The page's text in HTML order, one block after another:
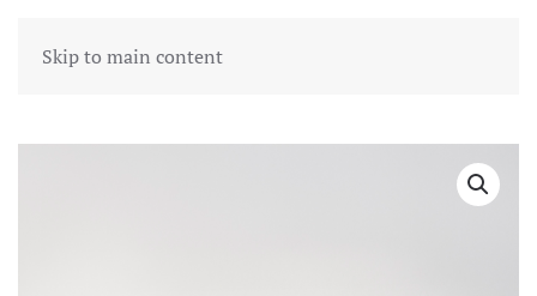
Skip to main content